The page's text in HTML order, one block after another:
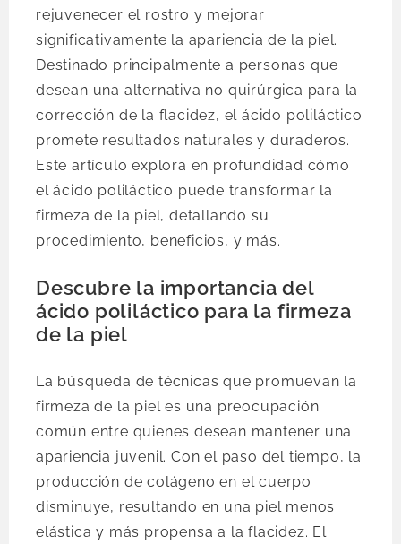
rejuvenecer el rostro y mejorar
significativamente la apariencia de la piel.
Destinado principalmente a personas que
desean una alternativa no quirúrgica para la
corrección de la flacidez, el ácido poliláctico
promete resultados naturales y duraderos.
Este artículo explora en profundidad cómo
el ácido poliláctico puede transformar la
firmeza de la piel, detallando su
procedimiento, beneficios, y más.
Descubre la importancia del
ácido poliláctico para la firmeza
de la piel
La búsqueda de técnicas que promuevan la
firmeza de la piel es una preocupación
común entre quienes desean mantener una
apariencia juvenil. Con el paso del tiempo, la
producción de colágeno en el cuerpo
disminuye, resultando en una piel menos
elástica y más propensa a la flacidez. El